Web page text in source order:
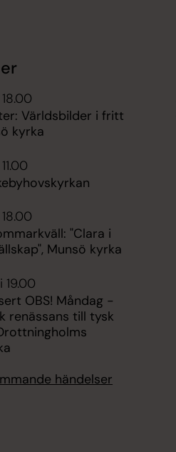
Världsbilder i fritt
kyrka
"Clara i
Munsö kyrka
19.00
OBS! Måndag -
renässans till tysk
händelser